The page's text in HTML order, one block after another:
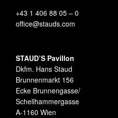
+43 1 406 88 05 – 0
office@stauds.com
STAUD’S Pavillon
Dkfm. Hans Staud
Brunnenmarkt 156
Ecke Brunnengasse/
Schellhammergasse
A-1160 Wien